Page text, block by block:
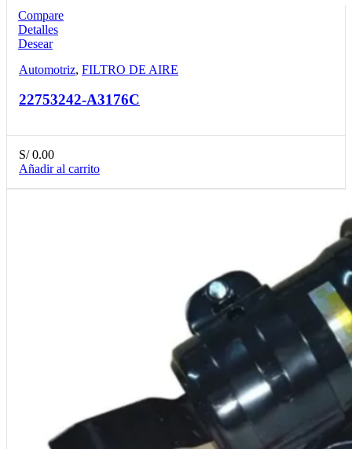
Compare
Detalles
Desear
Automotriz, FILTRO DE AIRE
22753242-A3176C
S/0.00
Añadir al carrito